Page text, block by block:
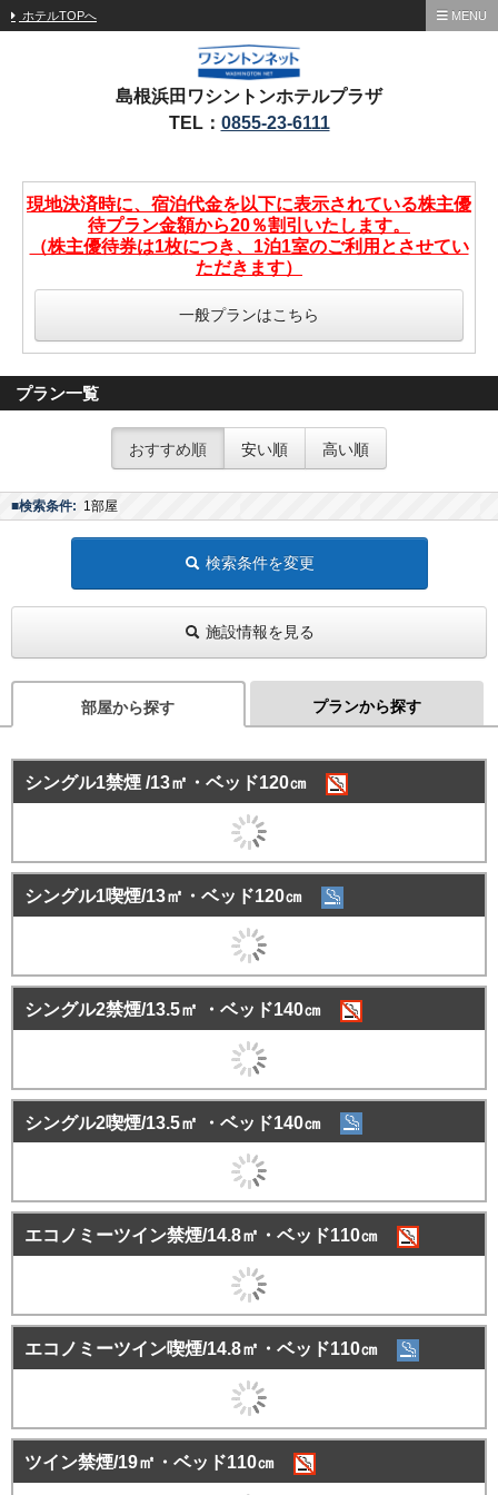
ホテルTOPへ MENU
島根浜田ワシントンホテルプラザ
TEL： 0855-23-6111
現地決済時に、宿泊代金を以下に表示されている株主優
待プラン金額から20％割引いたします。
（株主優待券は1枚につき、1泊1室のご利用とさせてい
ただきます）
一般プランはこちら
プラン一覧
おすすめ順 安い順 高い順
■検索条件: 1部屋
検索条件を変更
施設情報を見る
部屋から探す プランから探す
シングル1禁煙 /13㎡・ベッド120㎝
シングル1喫煙/13㎡・ベッド120㎝
シングル2禁煙/13.5㎡ ・ベッド140㎝
シングル2喫煙/13.5㎡ ・ベッド140㎝
エコノミーツイン禁煙/14.8㎡・ベッド110㎝
エコノミーツイン喫煙/14.8㎡・ベッド110㎝
ツイン禁煙/19㎡・ベッド110㎝